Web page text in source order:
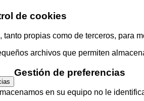
de cookies
tanto propias como de terceros, para
archivos que permiten
Gestión de preferencias
en su equipo no le